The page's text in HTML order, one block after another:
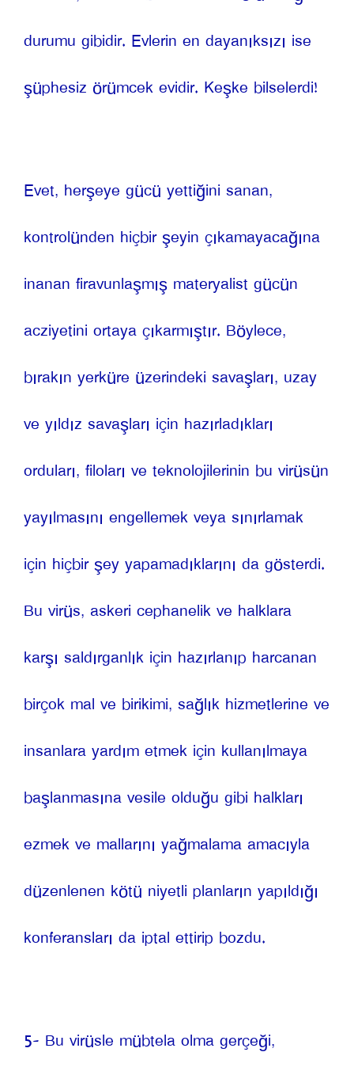
durumu gibidir. Evlerin en dayanıksızı ise
şüphesiz örümcek evidir. Keşke bilselerdi!
Evet, herşeye gücü yettiğini sanan,
kontrolünden hiçbir şeyin çıkamayacağına
inanan firavunlaşmış materyalist gücün
acziyetini ortaya çıkarmıştır. Böylece,
bırakın yerküre üzerindeki savaşları, uzay
ve yıldız savaşları için hazırladıkları
orduları, filoları ve teknolojilerinin bu virüsün
yayılmasını engellemek veya sınırlamak
için hiçbir şey yapamadıklarını da gösterdi.
Bu virüs, askeri cephanelik ve halklara
karşı saldırganlık için hazırlanıp harcanan
birçok mal ve birikimi, sağlık hizmetlerine ve
insanlara yardım etmek için kullanılmaya
başlanmasına vesile olduğu gibi halkları
ezmek ve mallarını yağmalama amacıyla
düzenlenen kötü niyetli planların yapıldığı
konferansları da iptal ettirip bozdu.
5- Bu virüsle mübtela olma gerçeği,